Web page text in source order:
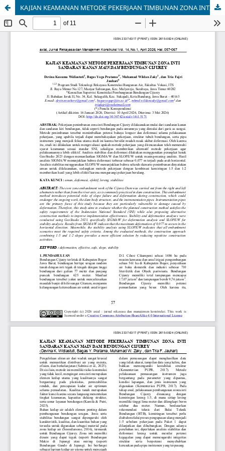
KAJIAN KEAMANAN METODE PEKERJAAN TIMBUNAN ZONA INTI SANDARAN KANAN MAIN DAM BENDUNGAN CIJUREY